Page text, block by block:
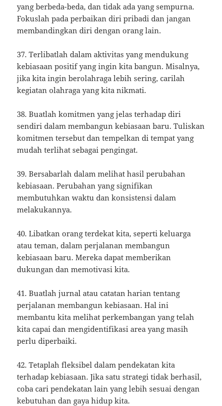
yang berbeda-beda, dan tidak ada yang sempurna.
Fokuslah pada perbaikan diri pribadi dan jangan
membandingkan diri dengan orang lain.
37. Terlibatlah dalam aktivitas yang mendukung
kebiasaan positif yang ingin kita bangun. Misalnya,
jika kita ingin berolahraga lebih sering, carilah
kegiatan olahraga yang kita nikmati.
38. Buatlah komitmen yang jelas terhadap diri
sendiri dalam membangun kebiasaan baru. Tuliskan
komitmen tersebut dan tempelkan di tempat yang
mudah terlihat sebagai pengingat.
39. Bersabarlah dalam melihat hasil perubahan
kebiasaan. Perubahan yang signifikan
membutuhkan waktu dan konsistensi dalam
melakukannya.
40. Libatkan orang terdekat kita, seperti keluarga
atau teman, dalam perjalanan membangun
kebiasaan baru. Mereka dapat memberikan
dukungan dan memotivasi kita.
41. Buatlah jurnal atau catatan harian tentang
perjalanan membangun kebiasaan. Hal ini
membantu kita melihat perkembangan yang telah
kita capai dan mengidentifikasi area yang masih
perlu diperbaiki.
42. Tetaplah fleksibel dalam pendekatan kita
terhadap kebiasaan. Jika satu strategi tidak berhasil,
coba cari pendekatan lain yang lebih sesuai dengan
kebutuhan dan gaya hidup kita.